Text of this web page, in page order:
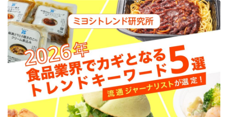
げました。